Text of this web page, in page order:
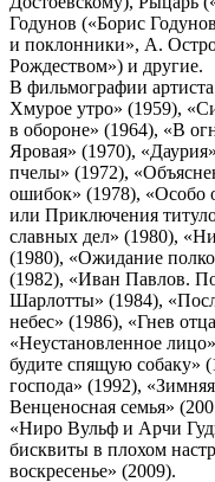
Годунов («Борис
и поклонники», А.
Рождеством») и другие.
В фильмографии
Хмурое утро» (1959),
в обороне» (1964), «В
Яровая» (1970),
пчелы» (1972),
ошибок» (1978), «Особо
или Приключения
славных дел» (1980),
(1980), «Ожидание
(1982), «Иван Павлов.
Шарлотты» (1984),
небес» (1986), «Гнев
«Неустановленное
будите спящую собаку»
господа» (1992),
Венценосная семья»
«Ниро Вульф и Арчи
бисквиты в плохом
воскресенье» (2009).